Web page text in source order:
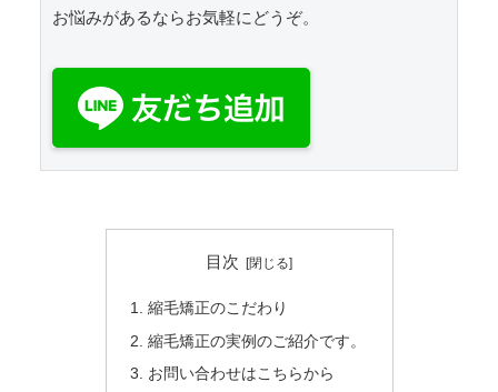
お悩みがあるならお気軽にどうぞ。
目次
縮毛矯正のこだわり
縮毛矯正の実例のご紹介です。
お問い合わせはこちらから